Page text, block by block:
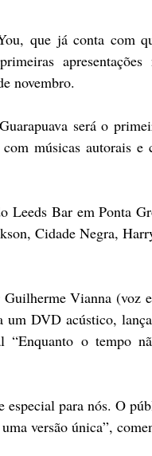
que já conta com
novembro.
será o
músicas autorais
Leeds Bar em Ponta
Cidade Negra,
Vianna (voz
um DVD acústico,
“Enquanto o tempo
especial para nós. O
versão única”,